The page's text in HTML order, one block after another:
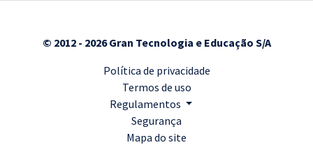
© 2012 - 2026 Gran Tecnologia e Educação S/A
Política de privacidade
Termos de uso
Regulamentos
Segurança
Mapa do site